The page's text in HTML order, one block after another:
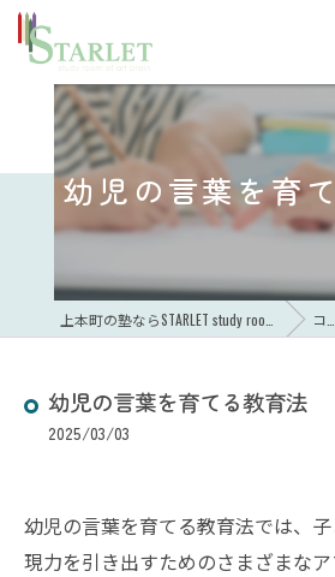
幼児の言葉を育
コラム
幼児の言葉を育てる教育法
2025/03/03
幼児の言葉を育てる教育法では、
現力を引き出すためのさまざまな